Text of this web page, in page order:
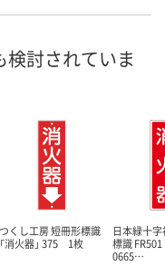
4点
カゴへ カ
検討されていま
つくし工房 短冊形標識
「消火器」 375 1枚
日本緑十
標識 FR501
0665…